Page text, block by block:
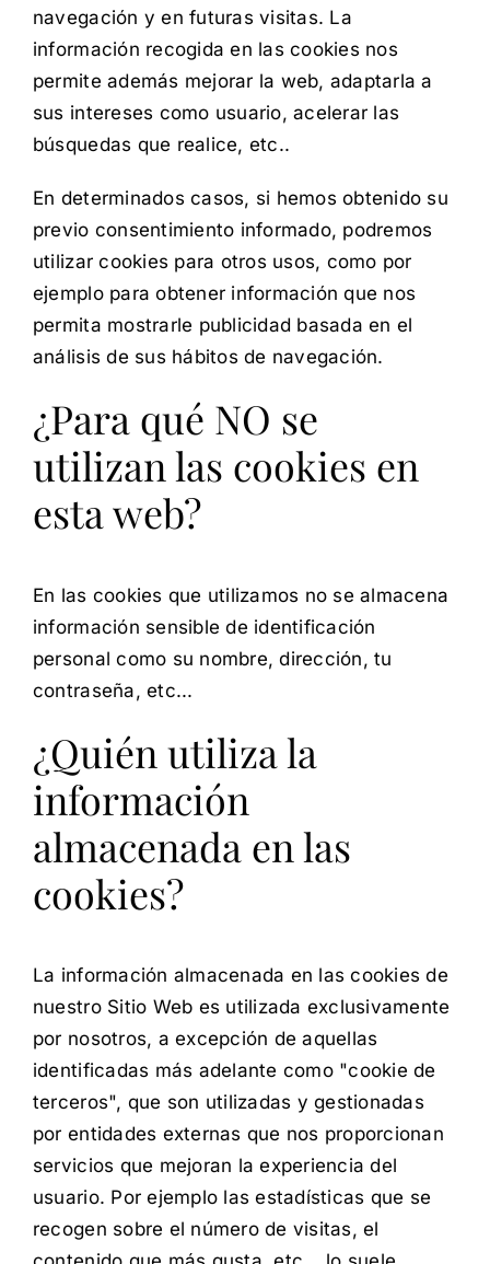
navegación y en futuras visitas. La
información recogida en las cookies nos
permite además mejorar la web, adaptarla a
sus intereses como usuario, acelerar las
búsquedas que realice, etc..
En determinados casos, si hemos obtenido su
previo consentimiento informado, podremos
utilizar cookies para otros usos, como por
ejemplo para obtener información que nos
permita mostrarle publicidad basada en el
análisis de sus hábitos de navegación.
¿Para qué NO se
utilizan las cookies en
esta web?
En las cookies que utilizamos no se almacena
información sensible de identificación
personal como su nombre, dirección, tu
contraseña, etc...
¿Quién utiliza la
información
almacenada en las
cookies?
La información almacenada en las cookies de
nuestro Sitio Web es utilizada exclusivamente
por nosotros, a excepción de aquellas
identificadas más adelante como "cookie de
terceros", que son utilizadas y gestionadas
por entidades externas que nos proporcionan
servicios que mejoran la experiencia del
usuario. Por ejemplo las estadísticas que se
recogen sobre el número de visitas, el